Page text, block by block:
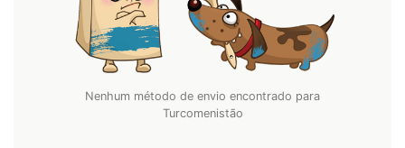
Nenhum método de envio encontrado para
Turcomenistão